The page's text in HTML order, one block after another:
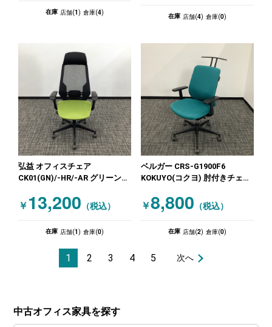
中古オフィス家具を探す
在庫 店舗(1) 倉庫(4) 在庫 店舗(4) 倉庫(0)
弘益 オフィスチェア
CK01(GN)/-HR/-AR グリーン
￥ 13,200 （税込）
在庫 店舗(1) 倉庫(0)
ベルガー CRS-G1900F6
KOKUYO(コクヨ) 肘付きチェア
￥8,800 （税込）
在庫 店舗(2) 倉庫(0)
1 2 3 4 5 次へ